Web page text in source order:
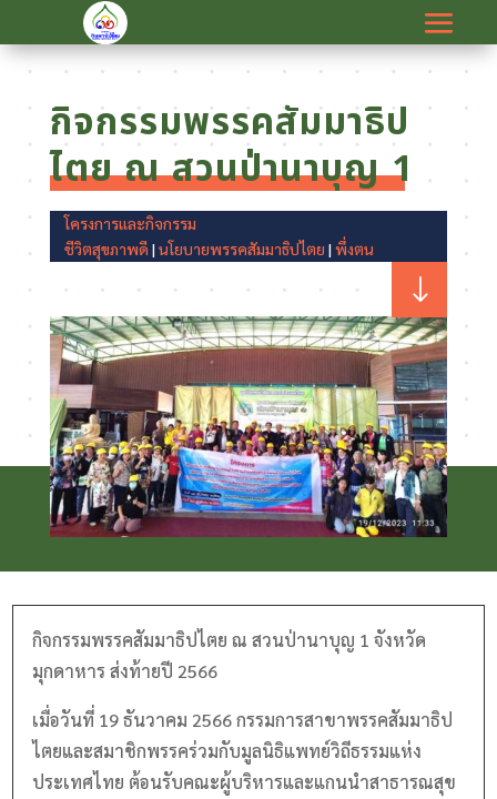
กิจกรรมพรรคสัมมาธิป
ไตย ณ สวนป่านาบุญ 1
โครงการและกิจกรรม
ชีวิตสุขภาพดี |นโยบายพรรคสัมมาธิปไตย |พึ่งตน
"
กิจกรรมพรรคสัมมาธิปไตย ณ สวนป่านาบุญ 1 จังหวัด
มุกดาหาร ส่งท้ายปี 2566
เมื่อวันที่ 19 ธันวาคม 2566 กรรมการสาขาพรรคสัมมาธิป
ไตยและสมาชิกพรรคร่วมกับมูลนิธิแพทย์วิถีธรรมแห่ง
ประเทศไทย ต้อนรับคณะผู้บริหารและแกนนำสาธารณสุข